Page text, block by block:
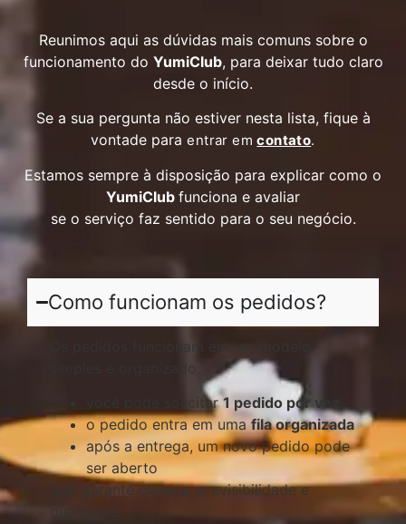
Reunimos aqui as dúvidas mais comuns sobre o
funcionamento do YumiClub, para deixar tudo claro
desde o início.
Se a sua pergunta não estiver nesta lista, fique à
vontade paraentrar emcontato.
Estamos sempre à disposição para explicar como o
YumiClub funciona e avaliar
se o serviço faz sentido para o seu negócio.
Como funcionam os pedidos?
Os pedidos funcionam em um modelo
simples e organizado:
você pode solicitar1 pedido por vez
o pedido entra em umafila organizada
após a entrega, um novo pedido pode
ser aberto
Isso garante clareza, previsibilidade e
qualidade.